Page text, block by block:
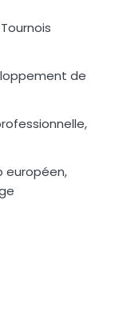
de
européen,